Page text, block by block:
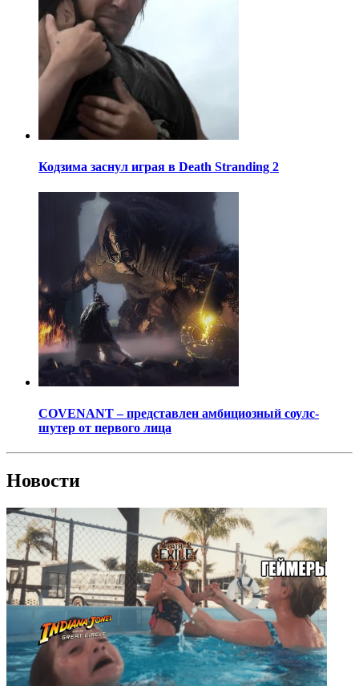
Кодзима заснул играя в Death Stranding 2
COVENANT – представлен амбициозный соулс-
шутер от первого лица
Новости